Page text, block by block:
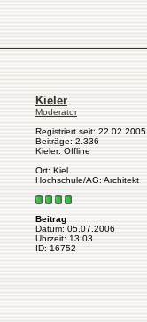
Kieler
Moderator
Registriert seit: 22.02.2005
Beiträge: 2.336
Kieler: Offline
Ort: Kiel
Hochschule/AG: Architekt
Beitrag
Datum: 05.07.2006
Uhrzeit: 13:03
ID: 16752